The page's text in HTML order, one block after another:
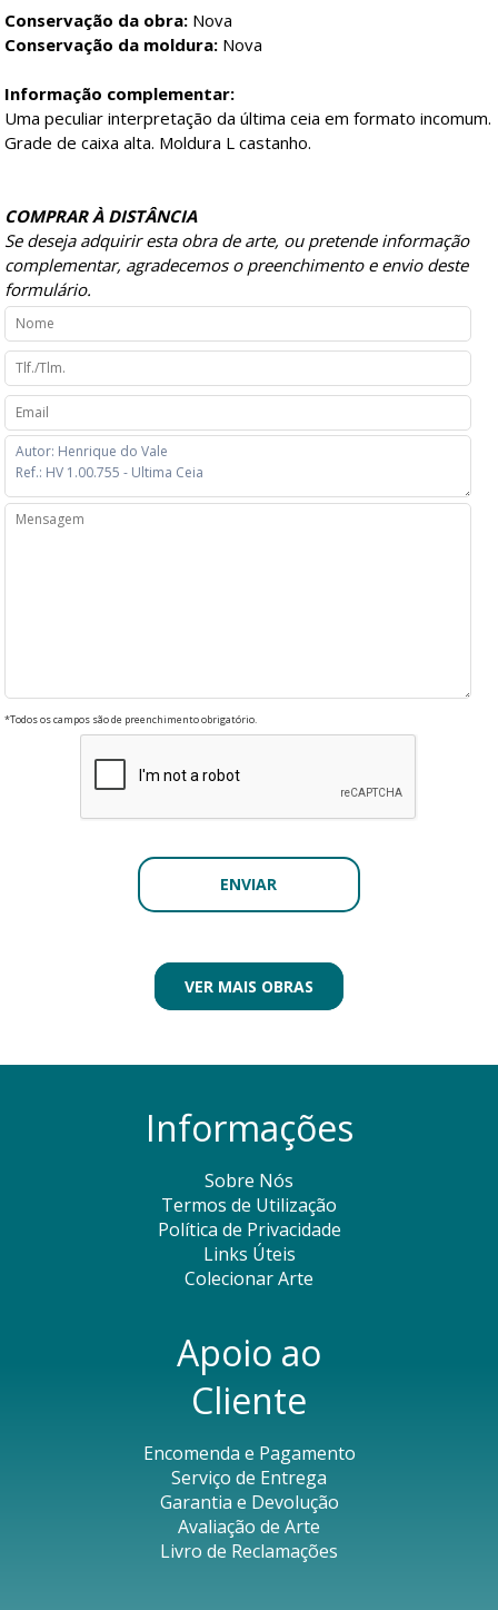
Conservação da obra: Nova
Conservação da moldura: Nova
Informação complementar:
Uma peculiar interpretação da última ceia em formato incomum.
Grade de caixa alta. Moldura L castanho.
COMPRAR À DISTÂNCIA
Se deseja adquirir esta obra de arte, ou pretende informação
complementar, agradecemos o preenchimento e envio deste
formulário.
*Todos os campos são de preenchimento obrigatório.
VER MAIS OBRAS
Informações
Sobre Nós
Termos de Utilização
Política de Privacidade
Links Úteis
Colecionar Arte
Apoio ao
Cliente
Encomenda e Pagamento
Serviço de Entrega
Garantia e Devolução
Avaliação de Arte
Livro de Reclamações